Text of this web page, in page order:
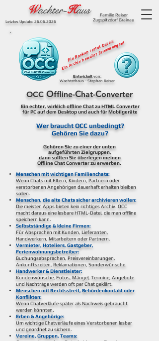
Wachter-Haus
Letztes Update: 26.06.2026
Familie Reiser
Zugspitzdorf Grainau
Ein Backup rettet Daten!
Ein Archiv bewahrt Erinnerungen!
Entwickeltvon:
Wachterhaus - Stephan Reiser
OCC Offline-Chat-Converter
Ein echter, wirklich offline Chat zu HTML Converter
für PC auf dem Desktop und auch für Mobilgeräte
Wer braucht OCC unbedingt?
Gehören Sie dazu?
Gehören Sie zu einer der unten
aufgeführten Zielgruppen,
dann sollten Sie überlegen meinen
Offline Chat Converter zu erwerben.
Menschen mit wichtigen Familienchats:
Wenn Chats mit Eltern, Kindern, Partnern oder
verstorbenen Angehörigen dauerhaft erhalten bleiben
sollen.
Menschen, die alte Chats sicher archivieren wollen:
Die meisten Apps bieten kein richtiges Archiv. OCC
macht daraus eine lesbare HTML-Datei, die man offline
speichern kann.
Selbstständige & kleine Firmen:
Für Absprachen mit Kunden, Lieferanten,
Handwerkern, Mitarbeitern oder Partnern.
Vermieter, Hoteliers, Gastgeber,
Ferienwohnungsbetreiber:
Buchungsabsprachen, Preisvereinbarungen,
Ankunftszeiten, Reklamationen, Sonderwünsche.
Handwerker & Dienstleister:
Kundenwünsche, Fotos, Mängel, Termine, Angebote
und Nachträge werden oft per Chat geklärt.
Menschen mit Rechtsstreit, Behördenkontakt oder
Konflikten:
Wenn Chatverläufe später als Nachweis gebraucht
werden könnten.
Erben & Angehörige:
Um wichtige Chatverläufe eines Verstorbenen lesbar
und geordnet zu sichern.
Vereine, Gruppen, Teams: